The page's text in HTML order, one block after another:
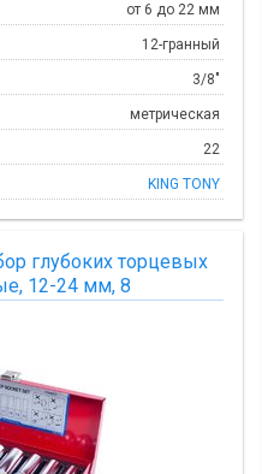
от 6 до 22 мм
12-гранный
3/8"
метрическая
22
KING TONY
глубоких торцевых
12-24 мм, 8